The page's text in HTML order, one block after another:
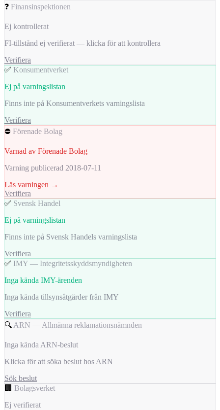
❓ Finansinspektionen
Ej kontrollerat
FI-tillstånd ej verifierat — klicka för att kontrollera
Verifiera
✅ Konsumentverket
Ej på varningslistan
Finns inte på Konsumentverkets varningslista
Verifiera
⛔ Förenade Bolag
Varnad av Förenade Bolag
Varning publicerad 2018-07-11
Läs varningen →
Verifiera
✅ Svensk Handel
Ej på varningslistan
Finns inte på Svensk Handels varningslista
Verifiera
✅ IMY — Integritetsskyddsmyndigheten
Inga kända IMY-ärenden
Inga kända tillsynsåtgärder från IMY
Verifiera
🔍 ARN — Allmänna reklamationsnämnden
Inga kända ARN-beslut
Klicka för att söka beslut hos ARN
Sök beslut
🏢 Bolagsverket
Ej verifierat